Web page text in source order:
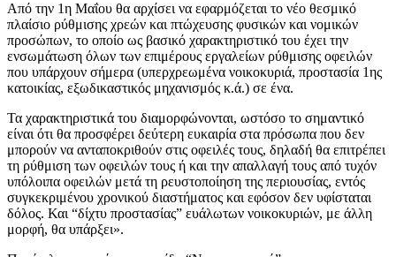
Από την 1η Μαΐου θα αρχίσει να εφαρμόζεται το νέο θεσμικό
πλαίσιο ρύθμισης χρεών και πτώχευσης φυσικών και νομικών
προσώπων, το οποίο ως βασικό χαρακτηριστικό του έχει την
ενσωμάτωση όλων των επιμέρους εργαλείων ρύθμισης οφειλών
που υπάρχουν σήμερα (υπερχρεωμένα νοικοκυριά, προστασία 1ης
κατοικίας, εξωδικαστικός μηχανισμός κ.ά.) σε ένα.
Τα χαρακτηριστικά του διαμορφώνονται, ωστόσο το σημαντικό
είναι ότι θα προσφέρει δεύτερη ευκαιρία στα πρόσωπα που δεν
μπορούν να ανταποκριθούν στις οφειλές τους, δηλαδή θα επιτρέπει
τη ρύθμιση των οφειλών τους ή και την απαλλαγή τους από τυχόν
υπόλοιπα οφειλών μετά τη ρευστοποίηση της περιουσίας, εντός
συγκεκριμένου χρονικού διαστήματος και εφόσον δεν υφίσταται
δόλος. Και “δίχτυ προστασίας” ευάλωτων νοικοκυριών, με άλλη
μορφή, θα υπάρξει».